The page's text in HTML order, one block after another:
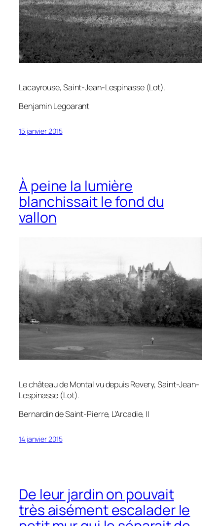
Lacayrouse, Saint-Jean-Lespinasse (Lot).
Benjamin Legoarant
15 janvier 2015
À peine la lumière
blanchissait le fond du
vallon
Le château de Montal vu depuis Revery, Saint-Jean-
Lespinasse (Lot).
Bernardin de Saint-Pierre, L’Arcadie, II
14 janvier 2015
De leur jardin on pouvait
très aisément escalader le